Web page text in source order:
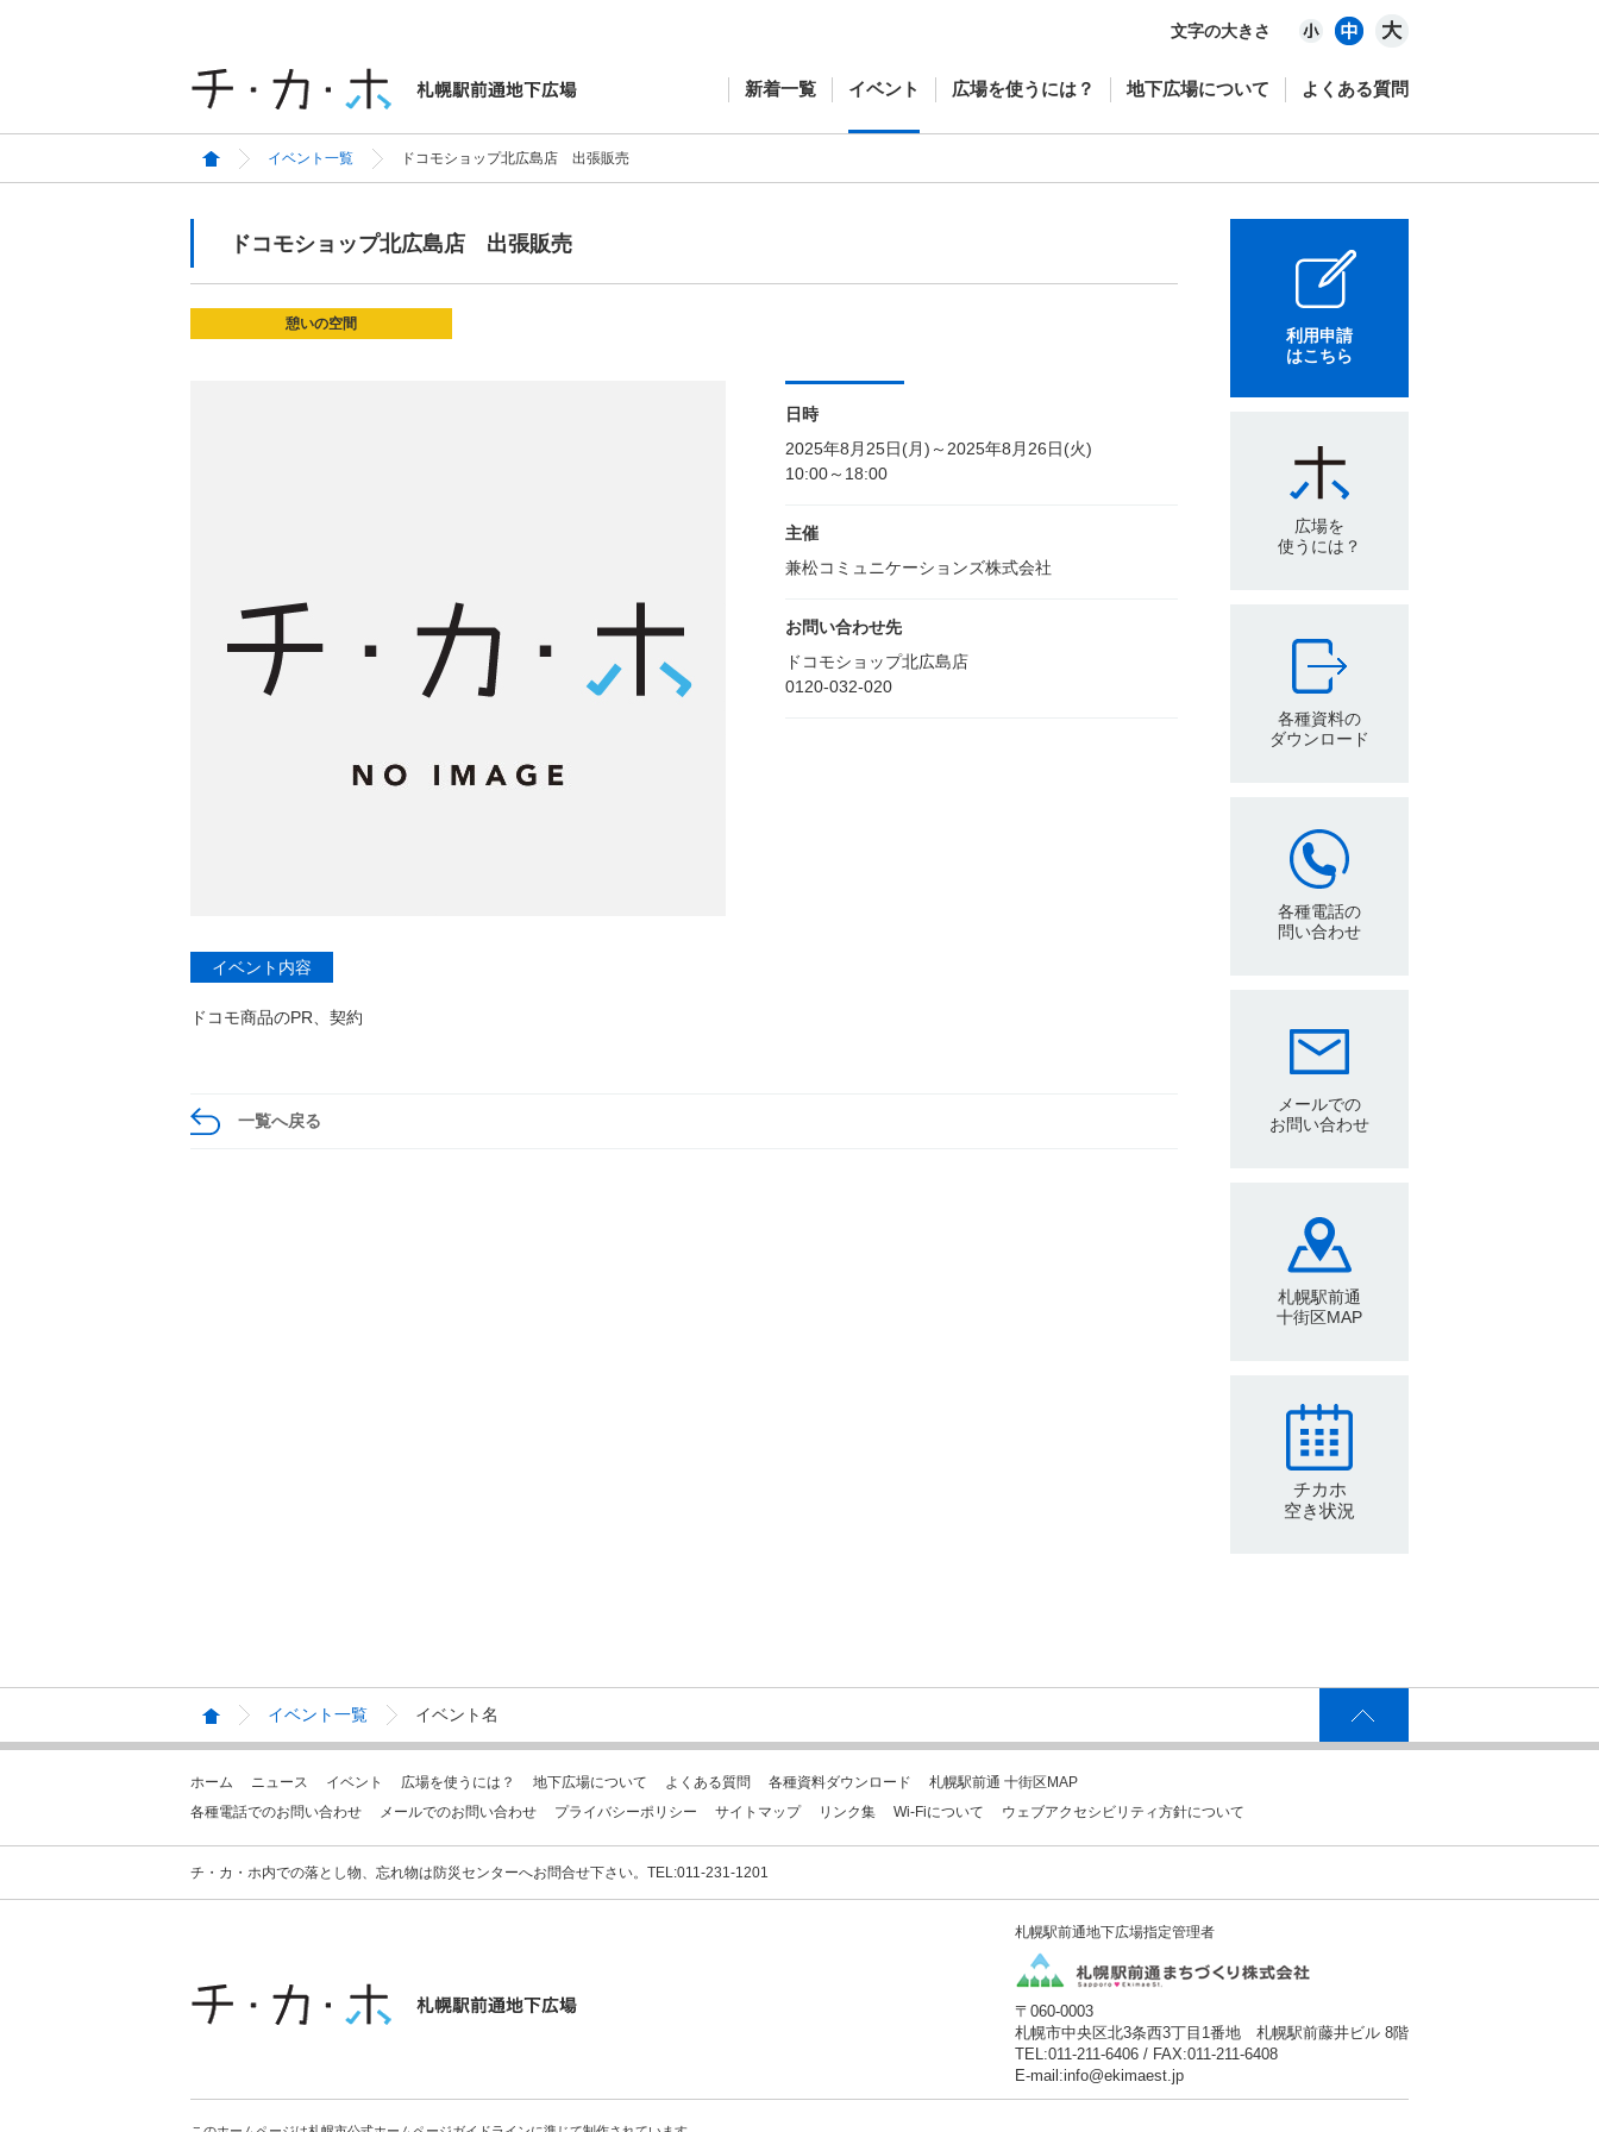
文字の大きさ
新着一覧 イベント 広場を使うには？ 地下広場について よくある質問
イベント一覧 ドコモショップ北広島店 出張販売
ドコモショップ北広島店 出張販売
憩いの空間
日時
2025年8月25日(月)～2025年8月26日(火)
10:00～18:00
主催
兼松コミュニケーションズ株式会社
お問い合わせ先
ドコモショップ北広島店
0120-032-020
イベント内容
ドコモ商品のPR、契約
一覧へ戻る
利用申請
はこちら
広場を
使うには？
各種資料の
ダウンロード
各種電話の
問い合わせ
メールでの
お問い合わせ
札幌駅前通
十街区MAP
チカホ
空き状況
イベント一覧 イベント名
ホーム ニュース イベント 広場を使うには？ 地下広場について よくある質問 各種資料ダウンロード
札幌駅前通 十街区MAP
各種電話でのお問い合わせ
メールでのお問い合わせ プライバシーポリシー サイトマップ リンク集 Wi-Fiについて ウェブアクセシビリティ方針について
チ・カ・ホ内での落とし物、忘れ物は防災センターへお問合せ下さい。TEL:011-231-1201
札幌駅前通地下広場指定管理者
〒060-0003
札幌市中央区北3条西3丁目1番地 札幌駅前藤井ビル 8階
TEL:011-211-6406 / FAX:011-211-6408
E-mail:info@ekimaest.jp